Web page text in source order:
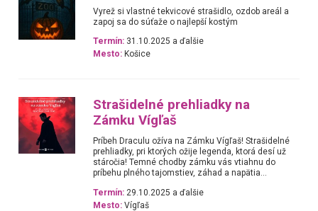
Vyrež si vlastné tekvicové strašidlo, ozdob areál a
zapoj sa do súťaže o najlepší kostým
Termín: 31.10.2025 a ďalšie
Mesto: Košice
Strašidelné prehliadky na
Zámku Vígľaš
Príbeh Draculu ožíva na Zámku Vígľaš! Strašidelné
prehliadky, pri ktorých ožije legenda, ktorá desí už
stáročia! Temné chodby zámku vás vtiahnu do
príbehu plného tajomstiev, záhad a napätia...
Termín: 29.10.2025 a ďalšie
Mesto: Vígľaš